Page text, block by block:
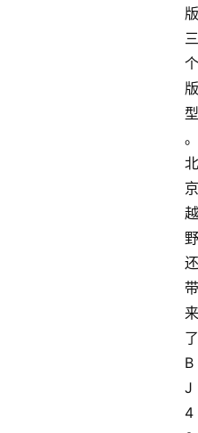
版
三
个
版
型
。
北
京
越
野
还
带
来
了
B
J
4